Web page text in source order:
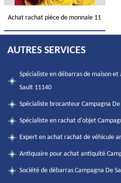
Achat rachat pièce de monnaie 11
AUTRES SERVICES
Spécialiste en débarras de maison
Sault 11140
Spécialiste brocanteur Campagna
Spécialiste en rachat d'objet
Expert en achat rachat de véhicule
Antiquaire pour achat antiquité
Société de débarras Campagna De